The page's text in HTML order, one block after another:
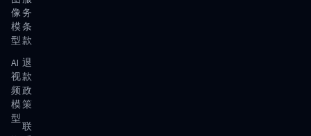
像
模
型
AI
视
频
模
型
务
条
款
退
款
政
策
联